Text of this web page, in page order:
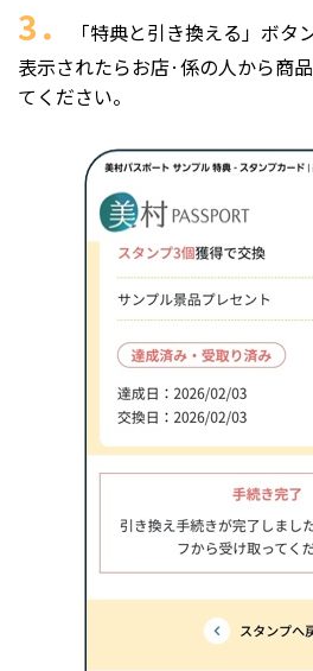
3．
「特典と引き換える」ボ
表示されたらお店·係の人から商
てください。